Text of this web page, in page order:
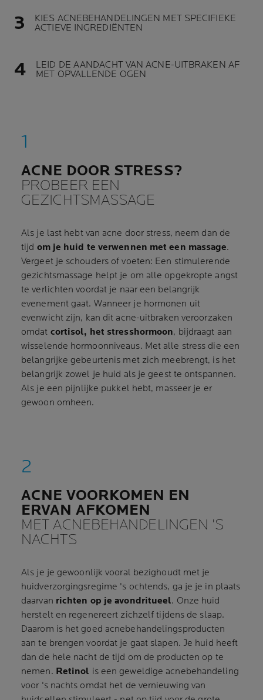
KIES ACNEBEHANDELINGEN MET SPECIFIEKE
ACTIEVE INGREDIËNTEN
LEID DE AANDACHT VAN ACNE-UITBRAKEN AF
MET OPVALLENDE OGEN
ACNE DOOR STRESS?
PROBEER EEN
GEZICHTSMASSAGE
Als je last hebt van acne door stress, neem dan de
tijd om je huid te verwennen met een massage.
Vergeet je schouders of voeten: Een stimulerende
gezichtsmassage helpt je om alle opgekropte angst
te verlichten voordat je naar een belangrijk
evenement gaat. Wanneer je hormonen uit
evenwicht zijn, kan dit acne-uitbraken veroorzaken
omdat cortisol, het stresshormoon, bijdraagt aan
wisselende hormoonniveaus. Met alle stress die een
belangrijke gebeurtenis met zich meebrengt, is het
belangrijk zowel je huid als je geest te ontspannen.
Als je een pijnlijke pukkel hebt, masseer je er
gewoon omheen.
ACNE VOORKOMEN EN
ERVAN AFKOMEN
MET ACNEBEHANDELINGEN 'S
NACHTS
Als je je gewoonlijk vooral bezighoudt met je
huidverzorgingsregime 's ochtends, ga je je in plaats
daarvan richten op je avondritueel. Onze huid
herstelt en regenereert zichzelf tijdens de slaap.
Daarom is het goed acnebehandelingsproducten
aan te brengen voordat je gaat slapen. Je huid heeft
dan de hele nacht de tijd om de producten op te
nemen. Retinol is een geweldige acnebehandeling
voor 's nachts omdat het de vernieuwing van